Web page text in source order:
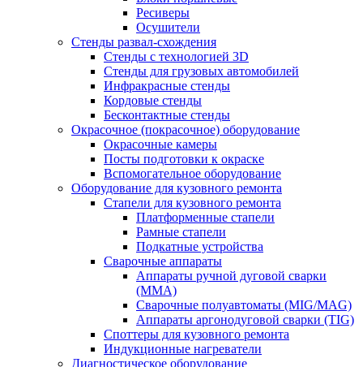
Ресиверы
Осушители
Стенды развал-схождения
Стенды с технологией 3D
Стенды для грузовых автомобилей
Инфракрасные стенды
Кордовые стенды
Бесконтактные стенды
Окрасочное (покрасочное) оборудование
Окрасочные камеры
Посты подготовки к окраске
Вспомогательное оборудование
Оборудование для кузовного ремонта
Стапели для кузовного ремонта
Платформенные стапели
Рамные стапели
Подкатные устройства
Сварочные аппараты
Аппараты ручной дуговой сварки
(MMA)
Сварочные полуавтоматы (MIG/MAG)
Аппараты аргонодуговой сварки (TIG)
Споттеры для кузовного ремонта
Индукционные нагреватели
Диагностическое оборудование